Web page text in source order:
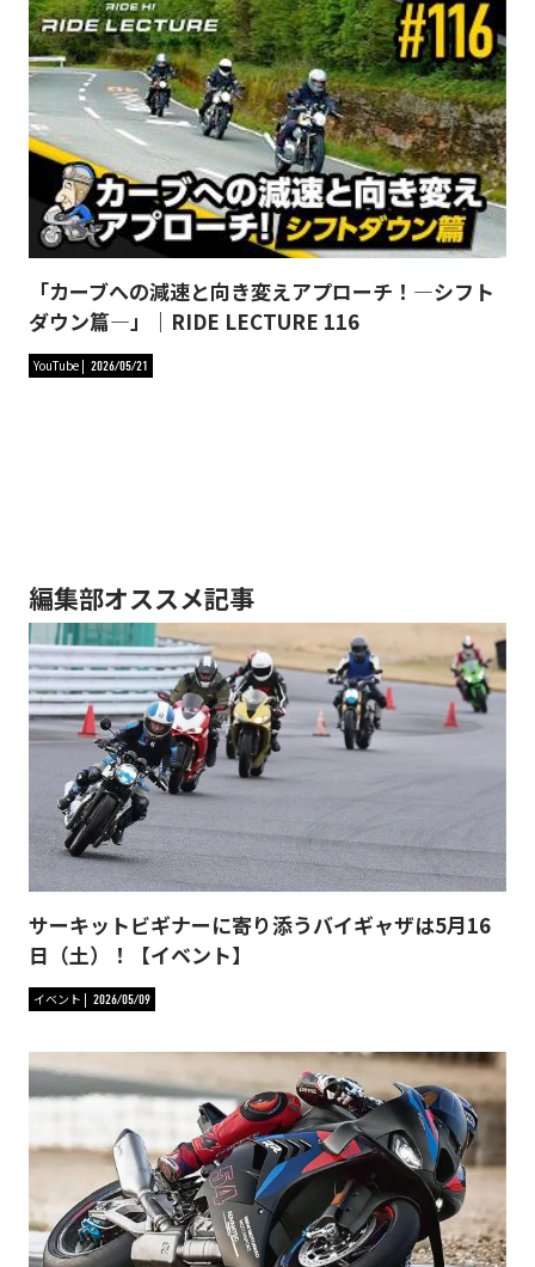
「カーブへの減速と向き変えアプローチ！―シフト
ダウン篇―」｜RIDE LECTURE 116
YouTube 2026/05/21
編集部オススメ記事
サーキットビギナーに寄り添うバイギャザは5月16
日（土）！【イベント】
イベント 2026/05/09